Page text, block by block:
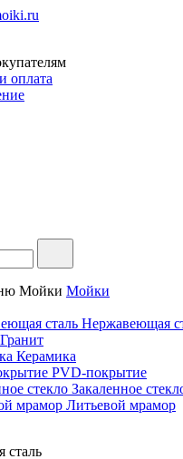
оплата
Мойки Мойки
Нержавеющая
Гранит
Керамика
PVD-покрытие
Закаленное
Литьевой мрамор